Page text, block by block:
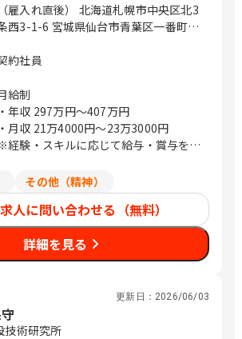
（雇入れ直後） 北海道札幌市中央区北3
西3-1-6 宮城県仙台市青葉区一番町4-
県さいたま市浦和区上木崎1-14-6
新都心11－2 明治安田生命さいたま
新都心ビル 東京都中央区日本橋浜町3-
21-1 日本橋浜町Fタワー 東京都中央区
本橋蛎殻町2-14-5 KDX浜町中ノ橋ビ
橋安田スカイゲート 東京都中央区日
橋浜町3-3-2 トルナーレ日本橋浜町
知県名古屋市中区錦1-5-13 オリッ
ス名古屋錦ビル 大阪府大阪市中央区
道修町1-6-7 JMFビル北浜01 福岡県福
市中央区大名2-4-12 CTI福岡ビル
幌、仙台、万博記念公園、研究学園、さ
たま新都心、与野、北与野、水天宮
、浜町、伏見、北浜、赤坂
約社員
給制
・年収 297万円〜407万円
・月収 21万4000円〜23万3000円
経験・スキルに応じて給与・賞与を決
その他（精神）
人に問い合わせる（無料）
詳細を見る
更新日： 2026/06/03
技術研究所